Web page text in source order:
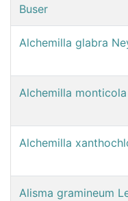
Buser
Alchemilla glabra
Alchemilla
Alchemilla
Alisma gramineum